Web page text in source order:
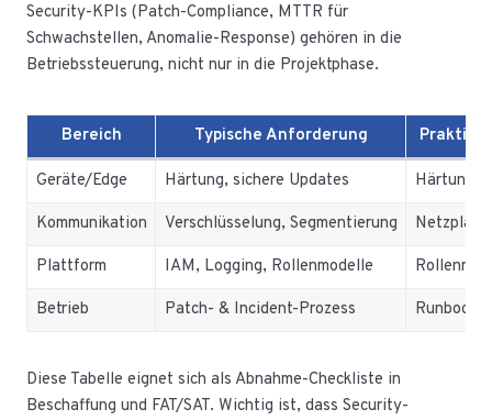
Security-KPIs (Patch-Compliance, MTTR für
Schwachstellen, Anomalie-Response) gehören in die
Betriebssteuerung, nicht nur in die Projektphase.
Bereich Typische Anforderung
Geräte/Edge Härtung, sichere Updates
Kommunikation Verschlüsselung, Segmentierung Netzplan,
Plattform IAM, Logging, Rollenmodelle
Betrieb Patch- & Incident-Prozess
Diese Tabelle eignet sich als Abnahme-Checkliste in
Beschaffung und FAT/SAT. Wichtig ist, dass Security-